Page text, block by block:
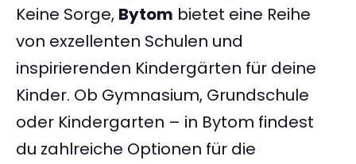
Keine Sorge, Bytom bietet eine Reihe
von exzellenten Schulen und
inspirierenden Kindergärten für deine
Kinder. Ob Gymnasium, Grundschule
oder Kindergarten – in Bytom findest
du zahlreiche Optionen für die